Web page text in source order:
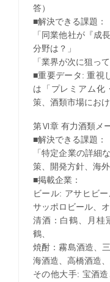
答）
■解決できる課題：
「同業他社が『成
分野は？」
「業界が次に狙っ
■重要データ: 重視
は「プレミアム化
策、酒類市場におけ
第Ⅵ章 有力酒類メ
■解決できる課題：
「特定企業の詳細
策、開発方針、海
■掲載企業：
ビール: アサヒビ
サッポロビール、
清酒：白鶴、月桂
鶴、
焼酎：霧島酒造、
海酒造、高橋酒造
その他大手: 宝酒